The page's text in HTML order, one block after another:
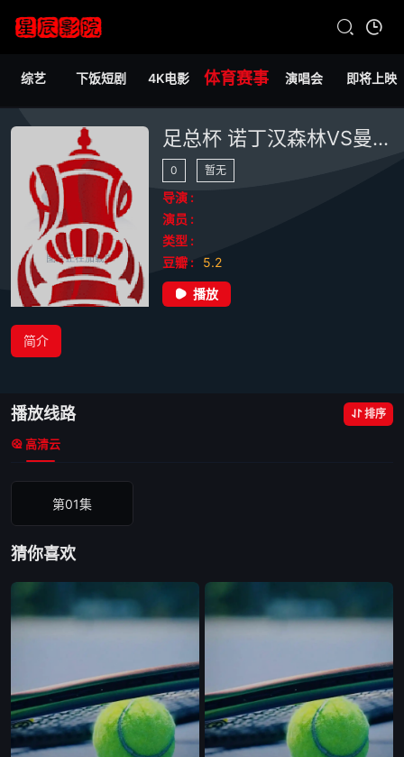
综艺 下饭短剧 4K电影 体育赛事 演唱会 即将上映
足总杯 诺丁汉森林VS曼城20250427
0 暂无
导演 :
演员 :
类型 :
豆瓣 :
5.2
播放
简介
播放线路 排序
高清云
第01集
猜你喜欢